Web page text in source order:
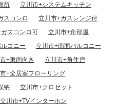
所
立川市+システムキッチン
スコンロ
立川市+ガスレンジ付
スコンロ可
立川市+角部屋
コニー
立川市+南面バルコニー
+東南向き
立川市+角住戸
+全居室フローリング
納
立川市+クロゼット
立川市+TVインターホン